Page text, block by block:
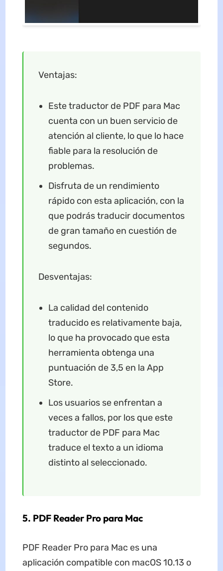
Ventajas:
Este traductor de PDF para Mac
cuenta con un buen servicio de
atención al cliente, lo que lo hace
fiable para la resolución de
problemas.
Disfruta de un rendimiento
rápido con esta aplicación, con la
que podrás traducir documentos
de gran tamaño en cuestión de
segundos.
Desventajas:
La calidad del contenido
traducido es relativamente baja,
lo que ha provocado que esta
herramienta obtenga una
puntuación de 3,5 en la App
Store.
Los usuarios se enfrentan a
veces a fallos, por los que este
traductor de PDF para Mac
traduce el texto a un idioma
distinto al seleccionado.
5. PDF Reader Pro para Mac
PDF Reader Pro para Mac es una
aplicación compatible con macOS 10.13 o